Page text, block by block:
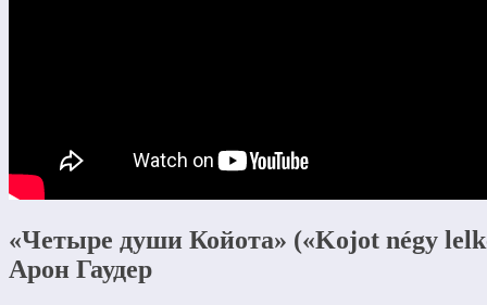
«Четыре души Койота» («Kojot négy
Арон Гаудер